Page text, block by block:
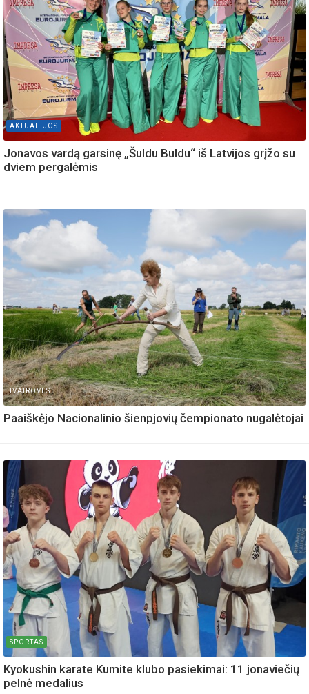
AKTUALIJOS
Jonavos vardą garsinę „Šuldu Buldu“ iš Latvijos grįžo su
dviem pergalėmis
IVAIROVES
Paaiškėjo Nacionalinio šienpjovių čempionato nugalėtojai
SPORTAS
Kyokushin karate Kumite klubo pasiekimai: 11 jonaviečių
pelnė medalius